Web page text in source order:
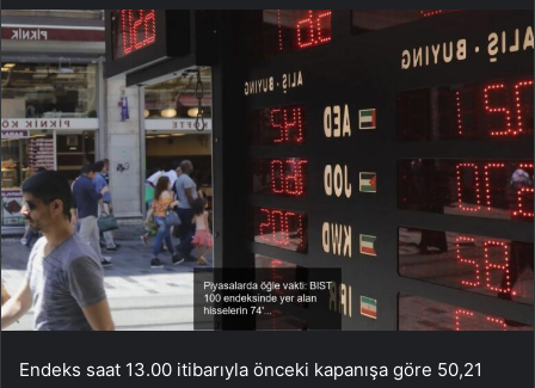
Endeks saat 13.00 itibarıyla önceki kapanışa göre 50,21